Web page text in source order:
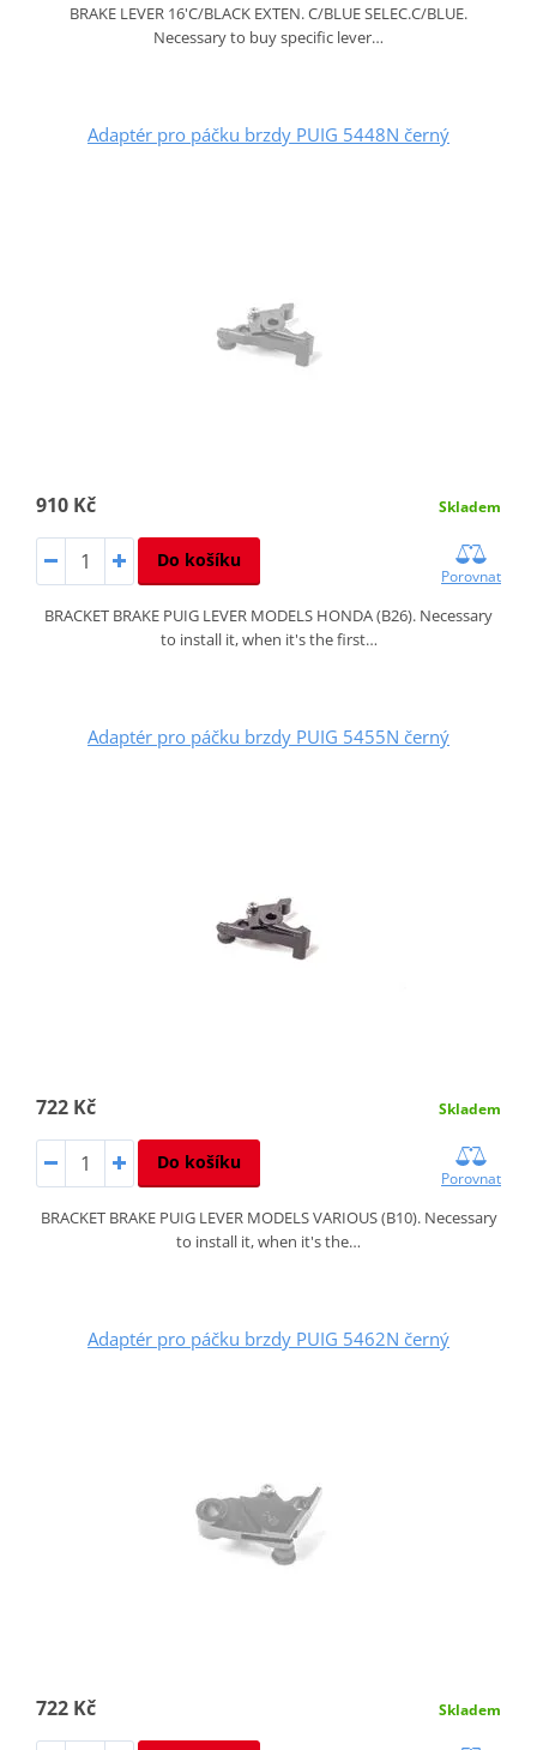
BRAKE LEVER 16'C/BLACK EXTEN. C/BLUE SELEC.C/BLUE.
Necessary to buy specific lever…
Adaptér pro páčku brzdy PUIG 5448N černý
910 Kč Skladem
Do košíku
Porovnat
BRACKET BRAKE PUIG LEVER MODELS HONDA (B26). Necessary
to install it, when it's the first…
Adaptér pro páčku brzdy PUIG 5455N černý
722 Kč Skladem
Do košíku
Porovnat
BRACKET BRAKE PUIG LEVER MODELS VARIOUS (B10). Necessary
to install it, when it's the…
Adaptér pro páčku brzdy PUIG 5462N černý
722 Kč Skladem